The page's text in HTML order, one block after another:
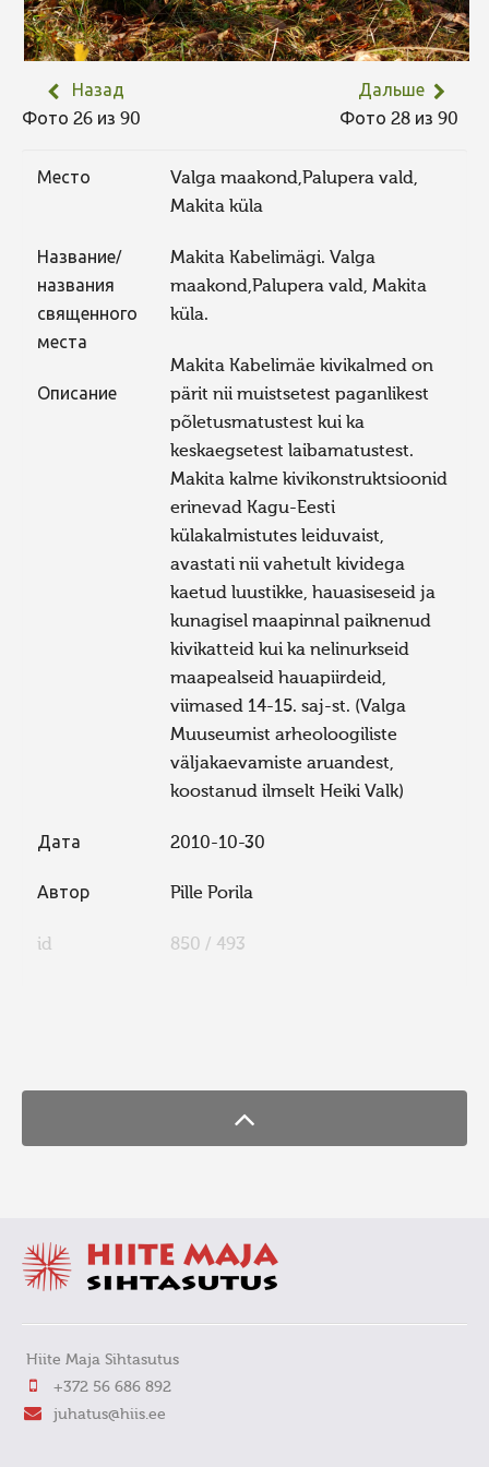
Назад
Фото 26 из 90
Дальше
Фото 28 из 90
Место
Valga maakond,Palupera vald,
Makita küla
Название/
названия
священного
места
Makita Kabelimägi. Valga
maakond,Palupera vald, Makita
küla.
Описание
Makita Kabelimäe kivikalmed on
pärit nii muistsetest paganlikest
põletusmatustest kui ka
keskaegsetest laibamatustest.
Makita kalme kivikonstruktsioonid
erinevad Kagu-Eesti
külakalmistutes leiduvaist,
avastati nii vahetult kividega
kaetud luustikke, hauasiseseid ja
kunagisel maapinnal paiknenud
kivikatteid kui ka nelinurkseid
maapealseid hauapiirdeid,
viimased 14-15. saj-st. (Valga
Muuseumist arheoloogiliste
väljakaevamiste aruandest,
koostanud ilmselt Heiki Valk)
Дата 2010-10-30
Автор Pille Porila
id 850 / 493
Hiite Maja Sihtasutus
+372 56 686 892
juhatus@hiis.ee